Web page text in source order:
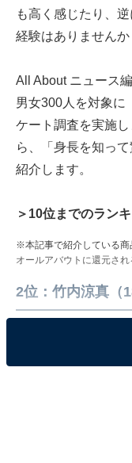
も高く感じたり、
経験はありませんか
All About ニュース
男女300人を対象に
ケート調査を実施
ら、「身長を知っ
紹介します。
＞10位までのラン
※本記事で紹介している商
オールアバウトに還元され
2位：竹内涼真（